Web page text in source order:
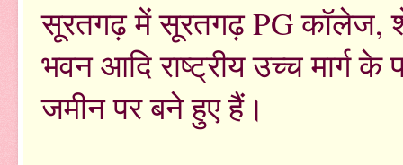
सूरतगढ़ में सूरतगढ़ PG कॉलेज,
भवन आदि राष्ट्रीय उच्च मार्ग
जमीन पर बने हुए हैं।